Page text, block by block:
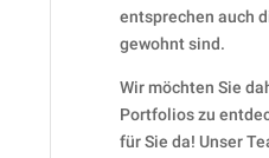
entsprechen auch
gewohnt sind.
Wir möchten Sie
Portfolios zu
für Sie da! Unser